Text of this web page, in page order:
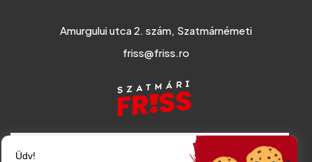
Amurgului utca 2. szám, Szatmárnémeti
friss@friss.ro
Üdv!